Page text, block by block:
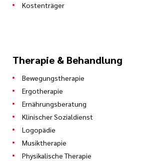
Kostenträger
Therapie & Behandlung
Bewegungstherapie
Ergotherapie
Ernährungsberatung
Klinischer Sozialdienst
Logopädie
Musiktherapie
Physikalische Therapie